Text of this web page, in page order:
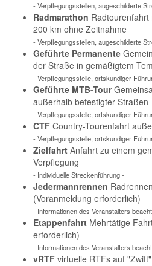
- Verpflegungsstellen, augeschilderte
Radmarathon
200 km ohne Zeitnahme
- Verpflegungsstellen, augeschilderte
Geführte Permanente
der Straße in gemäßigtem
- Verpflegungsstelle, ortskundiger
Geführte MTB-Tour
außerhalb befestigter Straßen
- Verpflegungsstelle, ortskundiger
CTF Country-Tourenfahrt
- Verpflegungsstelle, ortskundiger
Zielfahrt Anfahrt zu einem
Verpflegung
- Individuelle Streckenführung -
Jedermannrennen
(Voranmeldung erforderlich)
- Informationen des Veranstalters
Etappenfahrt Mehrtätige
erforderlich)
- Informationen des Veranstalters
vRTF virtuelle RTFs auf